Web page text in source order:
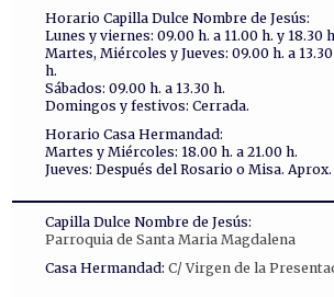
Horario Capilla Dulce Nombre de Jesús:
Lunes y viernes: 09.00 h. a 11.00 h. y 18.30
Martes, Miércoles y Jueves: 09.00 h. a 13.30
h.
Sábados: 09.00 h. a 13.30 h.
Domingos y festivos: Cerrada.
Horario Casa Hermandad:
Martes y Miércoles: 18.00 h. a 21.00 h.
Jueves: Después del Rosario o Misa. Aprox.
Capilla Dulce Nombre de Jesús:
Parroquia de Santa Maria Magdalena
Casa Hermandad: C/ Virgen de la